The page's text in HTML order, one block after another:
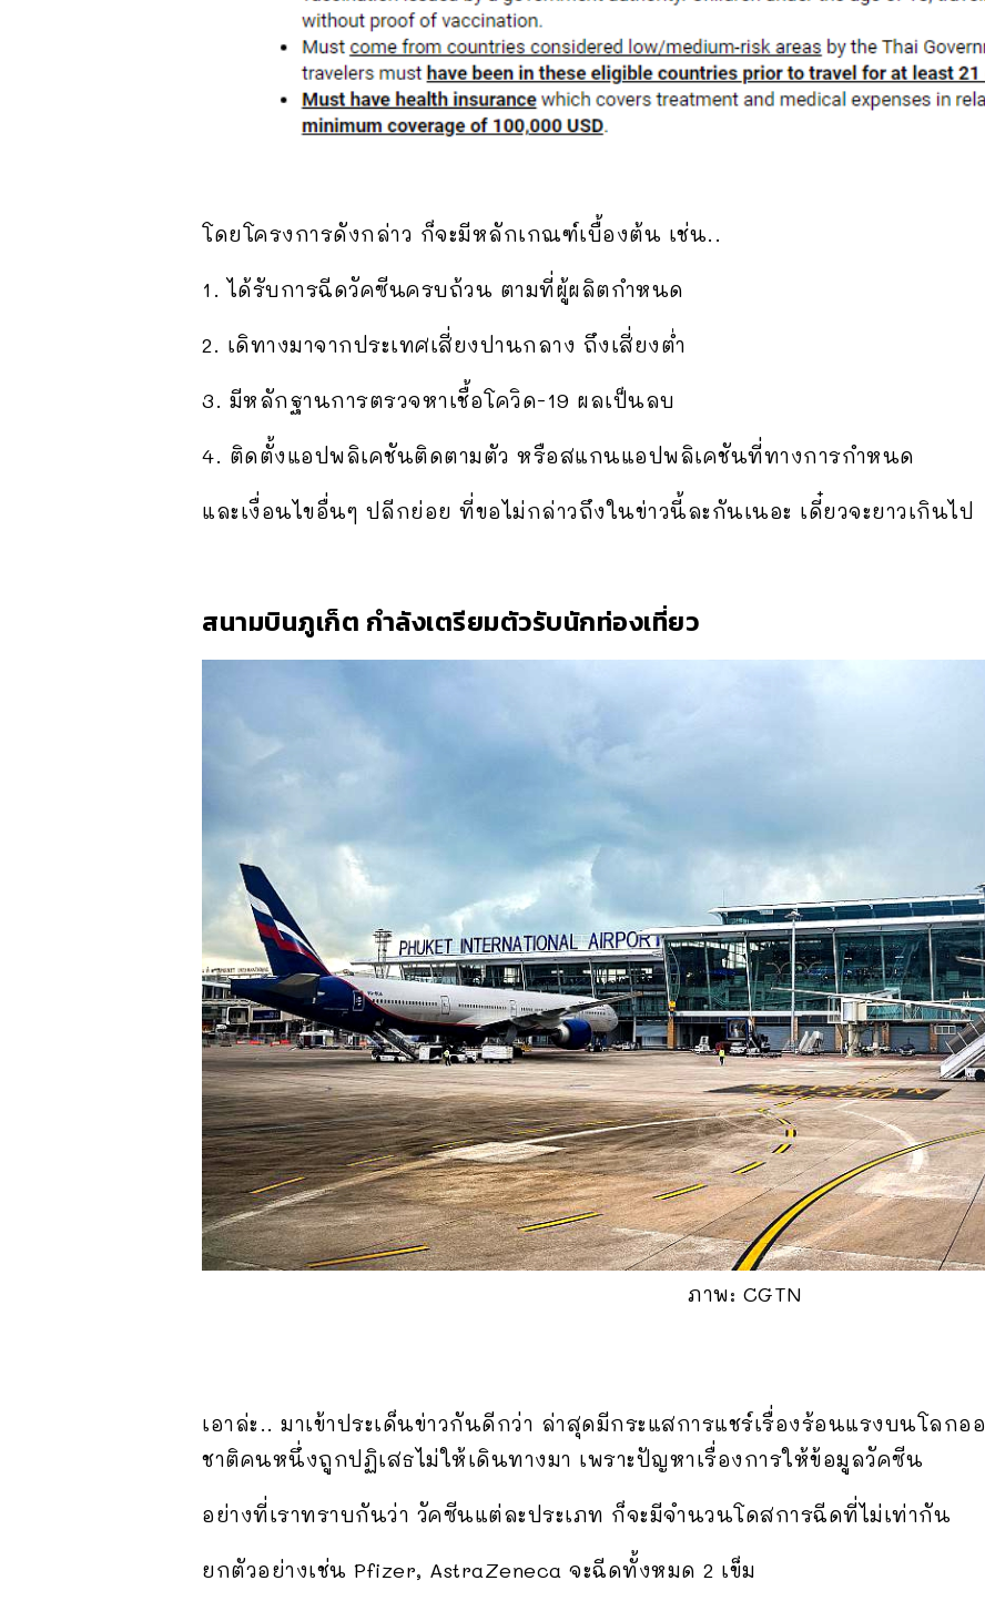
โดยโครงการดังกล่าว ก็จะมีหลักเกณฑ์เบื้องต้น เช่น..
1. ได้รับการฉีดวัคซีนครบถ้วน ตามที่ผู้ผลิตกำหนด
2. เดิทางมาจากประเทศเสี่ยงปานกลาง ถึงเสี่ยงต่ำ
3. มีหลักฐานการตรวจหาเชื้อโควิด-19 ผลเป็นลบ
4. ติดตั้งแอปพลิเคชันติดตามตัว หรือสแกนแอปพลิเคชันที่ทางการกำหนด
และเงื่อนไขอื่นๆ ปลีกย่อย ที่ขอไม่กล่าวถึงในข่าวนี้ละกันเนอะ เดี๋ยวจะยาวเกินไป
สนามบินภูเก็ต กำลังเตรียมตัวรับนักท่องเที่ยว
ภาพ: CGTN
เอาล่ะ.. มาเข้าประเด็นข่าวกันดีกว่า ล่าสุดมีกระแสการแชร์เรื่องร้อนแรงบนโลก
ชาติคนหนึ่งถูกปฏิเสธไม่ให้เดินทางมา เพราะปัญหาเรื่องการให้ข้อมูลวัคซีน
อย่างที่เราทราบกันว่า วัคซีนแต่ละประเภท ก็จะมีจำนวนโดสการฉีดที่ไม่เท่ากัน
ยกตัวอย่างเช่น Pfizer, AstraZeneca จะฉีดทั้งหมด 2 เข็ม